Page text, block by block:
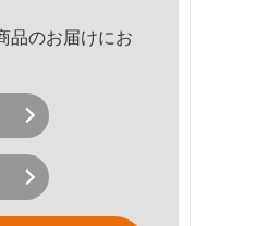
品のお届けにお